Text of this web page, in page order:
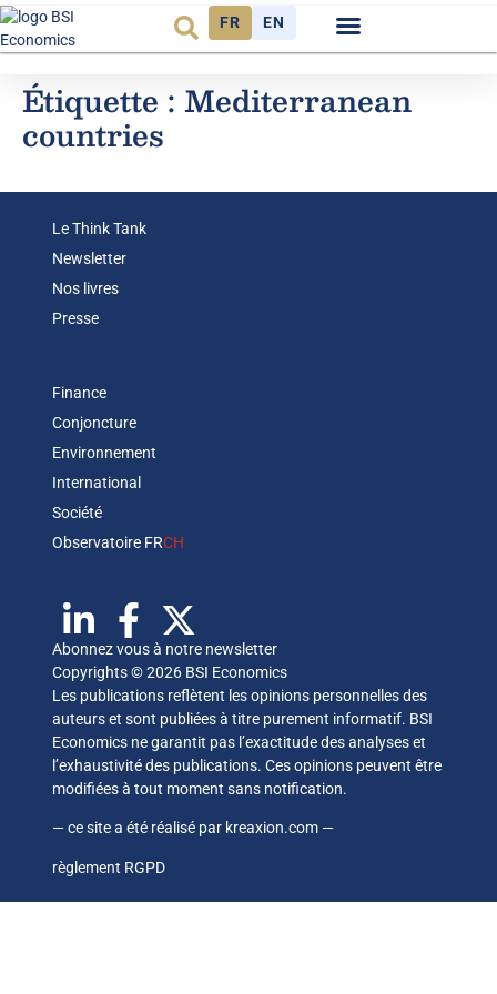
FR EN
Étiquette : Mediterranean
countries
Le Think Tank
Newsletter
Nos livres
Presse
Finance
Conjoncture
Environnement
International
Société
Observatoire FRCH
Abonnez vous à notre newsletter
Copyrights © 2026 BSI Economics
Les publications reflètent les opinions personnelles des
auteurs et sont publiées à titre purement informatif. BSI
Economics ne garantit pas l’exactitude des analyses et
l’exhaustivité des publications. Ces opinions peuvent être
modifiées à tout moment sans notification.
— ce site a été réalisé par kreaxion.com —
règlement RGPD